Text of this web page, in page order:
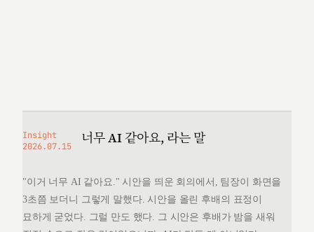
Insight
2026.07.15
너무 AI 같아요, 라는 말
"이거 너무 AI 같아요." 시안을 띄운 회의에서, 팀장이 화면을
3초쯤 보더니 그렇게 말했다. 시안을 올린 후배의 표정이
묘하게 굳었다. 그럴 만도 했다. 그 시안은 후배가 밤을 새워